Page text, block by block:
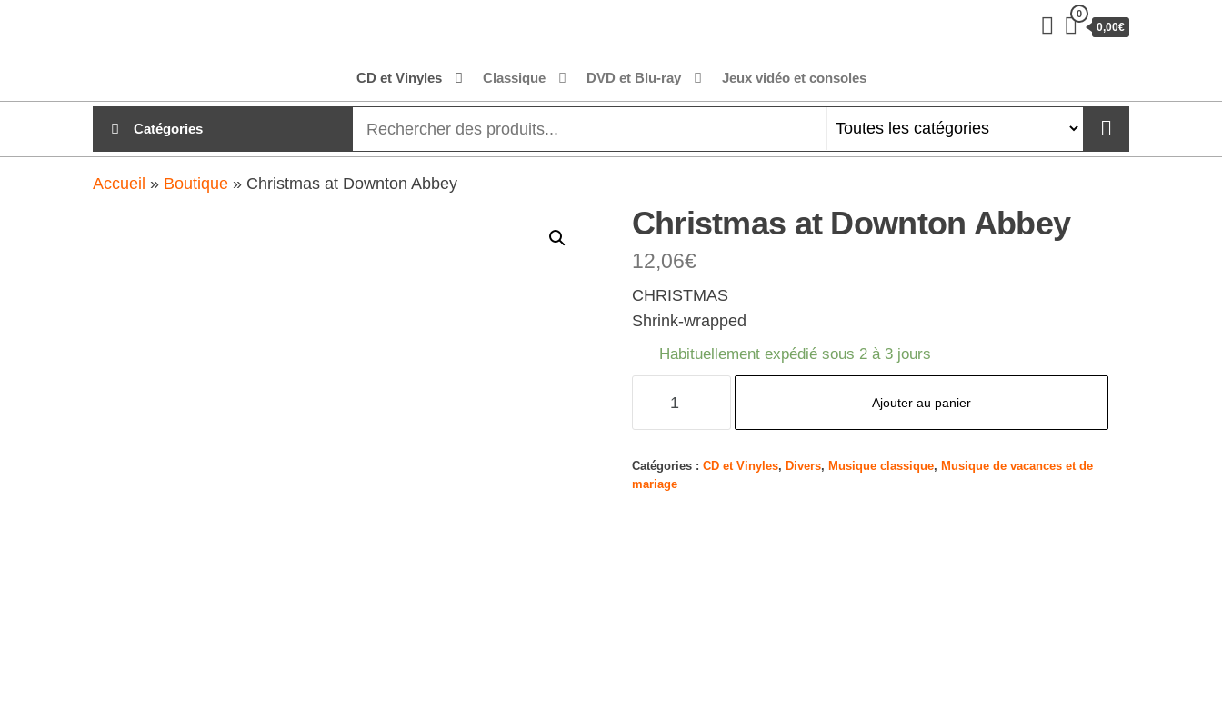
clubdial.fr
0
0,00€
CD et Vinyles Classique DVD et Blu-ray Jeux vidéo et consoles
Catégories
Accueil » Boutique » Christmas at Downton Abbey
Christmas at Downton Abbey
12,06€
CHRISTMAS
Shrink-wrapped
Habituellement expédié sous 2 à 3 jours
at
Downton
Ajouter au panier
Catégories : CD et Vinyles, Divers, Musique classique, Musique de vacances et de
mariage